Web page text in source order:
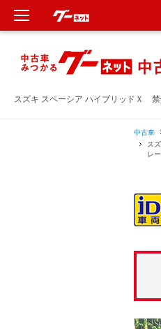
スズキ スペーシア ハイブリッドＸ
中古車
ス
レ
新車
中古車